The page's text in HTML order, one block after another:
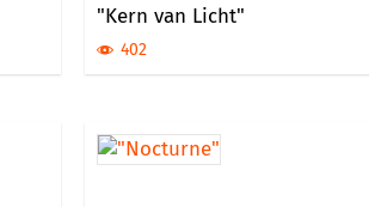
"Kern van Licht"
402